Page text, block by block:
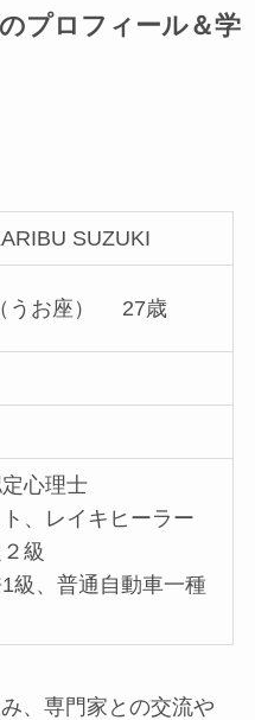
プロフィール＆学
SUZUKI
うお座） 27歳
心理士
、レイキヒーラー
級
級、普通自動車一種
、専門家との交流や